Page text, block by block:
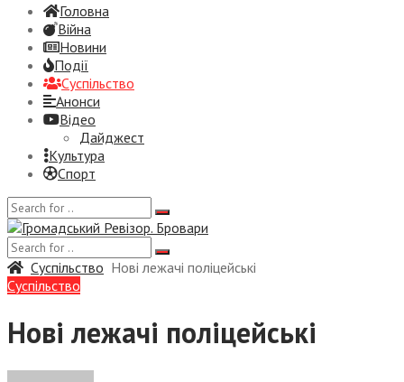
Головна
Війна
Новини
Події
Суспiльство
Анонси
Відео
Дайджест
Культура
Спорт
Суспiльство Нові лежачі поліцейські
Суспiльство
Нові лежачі поліцейські